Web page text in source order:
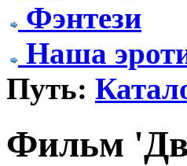
Фэнтези
Наша
Путь:
Фильм